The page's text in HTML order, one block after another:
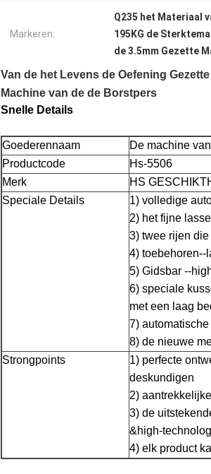
Markeren:
Q235 het Materiaal
195KG de
de 3.5mm Gezette
Van de het Levens de Oefening
Machine van de de Borstpers
Snelle Details
Goederennaam
De machine
Productcode
Hs-5506
Merk
HS
Speciale Details
1) volledige
2) het fijne
3) twee rijen
4) toebehoren--
5) Gidsbar --
6) speciale
met een laag
7)
8) de nieuwe
Strongpoints
1) perfecte
deskundigen
2)
3) de
&high-
4) elk product